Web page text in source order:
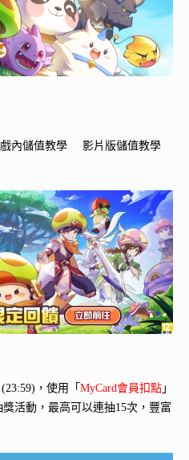
內儲值教學 影片版儲值教學
，使用「 MyCard會員扣點 」
活動，最高可以連抽15次，豐富